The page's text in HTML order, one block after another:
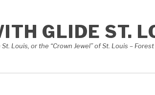
GLIDE ST.
Louis, or the “Crown Jewel” of St. Louis –